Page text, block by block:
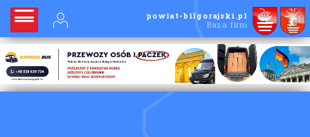
powiat-bilgorajski.pl
Baza firm